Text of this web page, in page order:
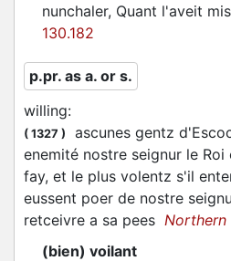
nunchaler, Quant l'aveit
130.182
p.pr. as a. or s.
willing:
( 1327 )
ascunes gentz
enemité nostre seignur le Roi
fay, et le plus volentz s'il
eussent poer de nostre
retceivre a sa pees Northern
(bien) voilant